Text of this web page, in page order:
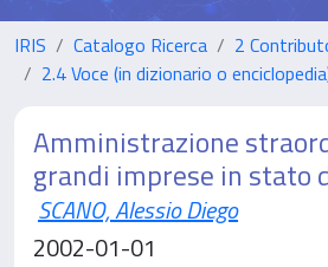
IRIS Catalogo Ricerca
2
2.4 Voce (in dizionario o
Amministrazione
grandi imprese in stato
SCANO, Alessio Diego
2002-01-01